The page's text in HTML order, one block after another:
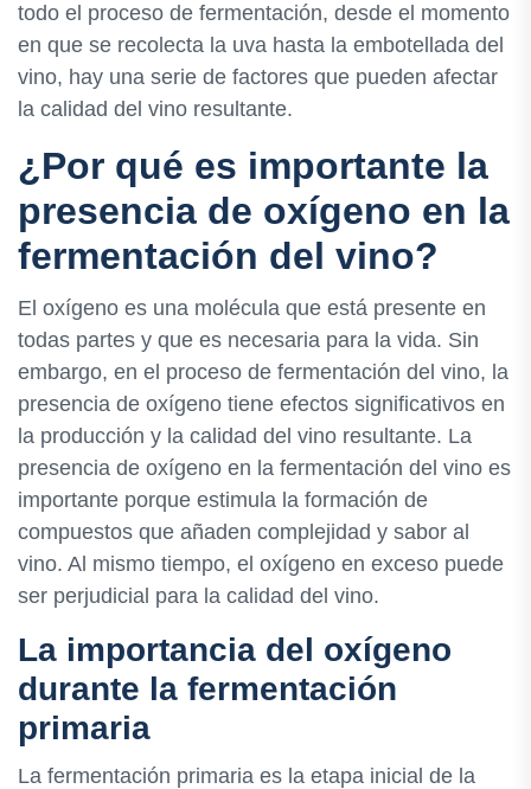
todo el proceso de fermentación, desde el momento
en que se recolecta la uva hasta la embotellada del
vino, hay una serie de factores que pueden afectar
la calidad del vino resultante.
¿Por qué es importante la
presencia de oxígeno en la
fermentación del vino?
El oxígeno es una molécula que está presente en
todas partes y que es necesaria para la vida. Sin
embargo, en el proceso de fermentación del vino, la
presencia de oxígeno tiene efectos significativos en
la producción y la calidad del vino resultante. La
presencia de oxígeno en la fermentación del vino es
importante porque estimula la formación de
compuestos que añaden complejidad y sabor al
vino. Al mismo tiempo, el oxígeno en exceso puede
ser perjudicial para la calidad del vino.
La importancia del oxígeno
durante la fermentación
primaria
La fermentación primaria es la etapa inicial de la